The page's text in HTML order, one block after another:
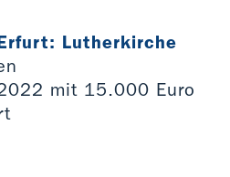
Lutherkirche
mit 15.000 Euro